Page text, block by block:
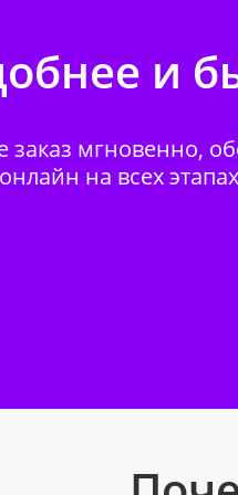
и
мгновенно,
на всех